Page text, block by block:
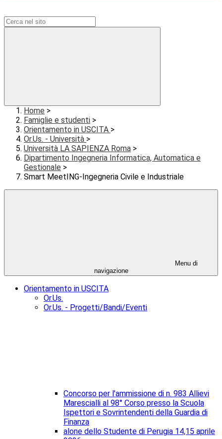
Home >
Famiglie e studenti >
Orientamento in USCITA >
Or.Us. - Università >
Università LA SAPIENZA Roma >
Dipartimento Ingegneria Informatica, Automatica e
Gestionale >
Smart MeetING-Ingegneria Civile e Industriale
Menu di
navigazione
Orientamento in USCITA
Or.Us.
Or.Us. - Progetti/Bandi/Eventi
Concorso per l'ammissione di n. 983 Allievi
Marescialli al 98° Corso presso la Scuola
Ispettori e Sovrintendenti della Guardia di
Finanza
alone dello Studente di Perugia 14,15 aprile